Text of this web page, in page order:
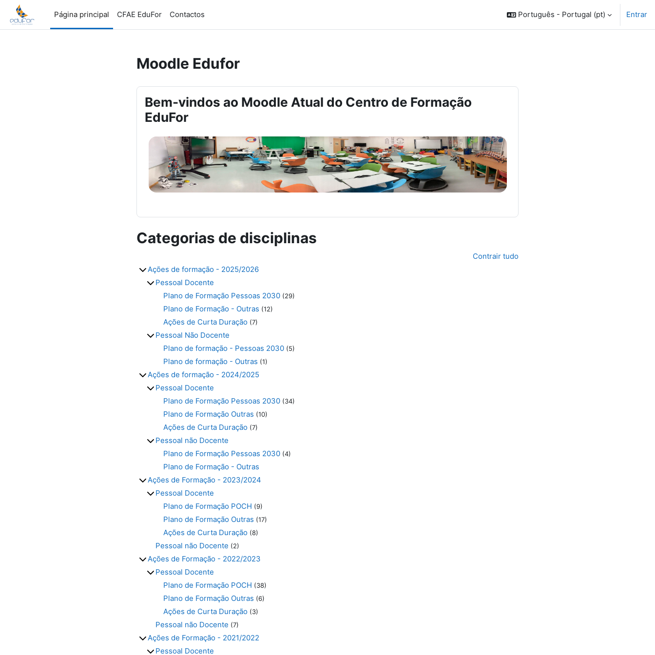
Ir para o conteúdo principal
Página principal
CFAE EduFor Contactos Português - Portugal ‎(pt)‎ Entrar
Moodle Edufor
Bem-vindos ao Moodle Atual do Centro de Formação
EduFor
Categorias de disciplinas
Contrair tudo
Ações de formação - 2025/2026
Pessoal Docente
Plano de Formação Pessoas 2030 (29)
Plano de Formação - Outras (12)
Ações de Curta Duração (7)
Pessoal Não Docente
Plano de formação - Pessoas 2030 (5)
Plano de formação - Outras (1)
Ações de formação - 2024/2025
Pessoal Docente
Plano de Formação Pessoas 2030 (34)
Plano de Formação Outras (10)
Ações de Curta Duração (7)
Pessoal não Docente
Plano de Formação Pessoas 2030 (4)
Plano de Formação - Outras
Ações de Formação - 2023/2024
Pessoal Docente
Plano de Formação POCH (9)
Plano de Formação Outras (17)
Ações de Curta Duração (8)
Pessoal não Docente (2)
Ações de Formação - 2022/2023
Pessoal Docente
Plano de Formação POCH (38)
Plano de Formação Outras (6)
Ações de Curta Duração (3)
Pessoal não Docente (7)
Ações de Formação - 2021/2022
Pessoal Docente